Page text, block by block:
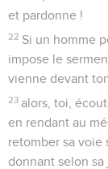
et pardonne !
22 Si un homme
impose le
vienne devant
23 alors, toi,
en rendant au
retomber sa voie
donnant selon sa